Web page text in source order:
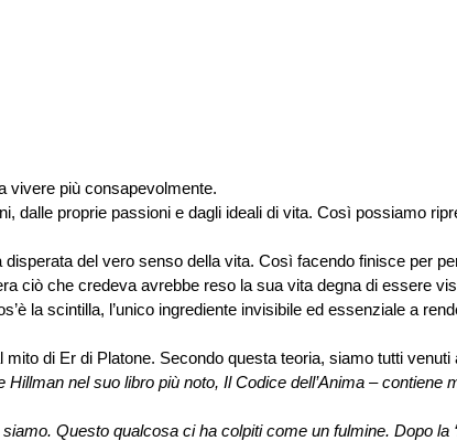
vivere più consapevolmente.
dalle proprie passioni e dagli ideali di vita. Così possiamo
del vero senso della vita. Così facendo finisce per
ciò che credeva avrebbe reso la sua vita degna di essere
la scintilla, l’unico ingrediente invisibile ed essenziale a
di Er di Platone. Secondo questa teoria, siamo tutti venuti
nel suo libro più noto, Il Codice dell’Anima – contiene
Questo qualcosa ci ha colpiti come un fulmine. Dopo la